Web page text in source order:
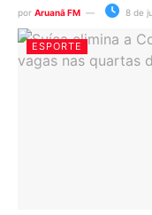
por Aruanã FM 8 de
ESPORTE